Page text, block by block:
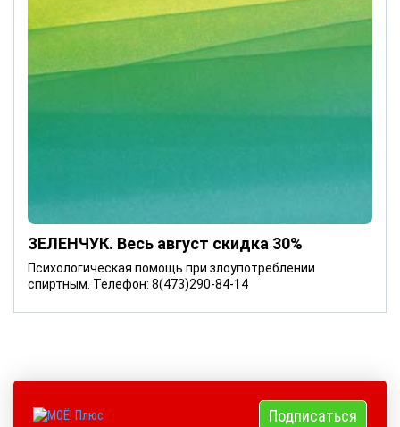
ЗЕЛЕНЧУК. Весь август скидка 30%
Психологическая помощь при злоупотреблении
спиртным. Телефон: 8(473)290-84-14
Подписаться